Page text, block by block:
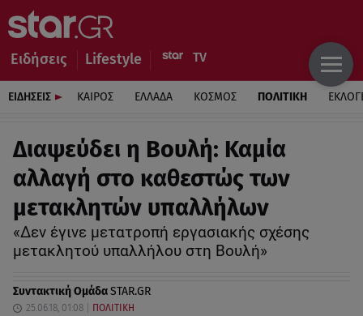
Ειδήσεις Lifestyle
ΕΙΔΗΣΕΙΣ ΚΑΙΡΟΣ ΕΛΛΑΔΑ ΚΟΣΜΟΣ ΠΟΛΙΤΙΚΗ
Διαψεύδει η Βουλή: Καμία
αλλαγή στο καθεστώς των
μετακλητών υπαλλήλων
«Δεν έγινε μετατροπή εργασιακής σχέσης
μετακλητού υπαλλήλου στη Βουλή»
Συντακτική ΟμάδαSTAR.GR
25.06.18, 01:08 ΠΟΛΙΤΙΚΗ